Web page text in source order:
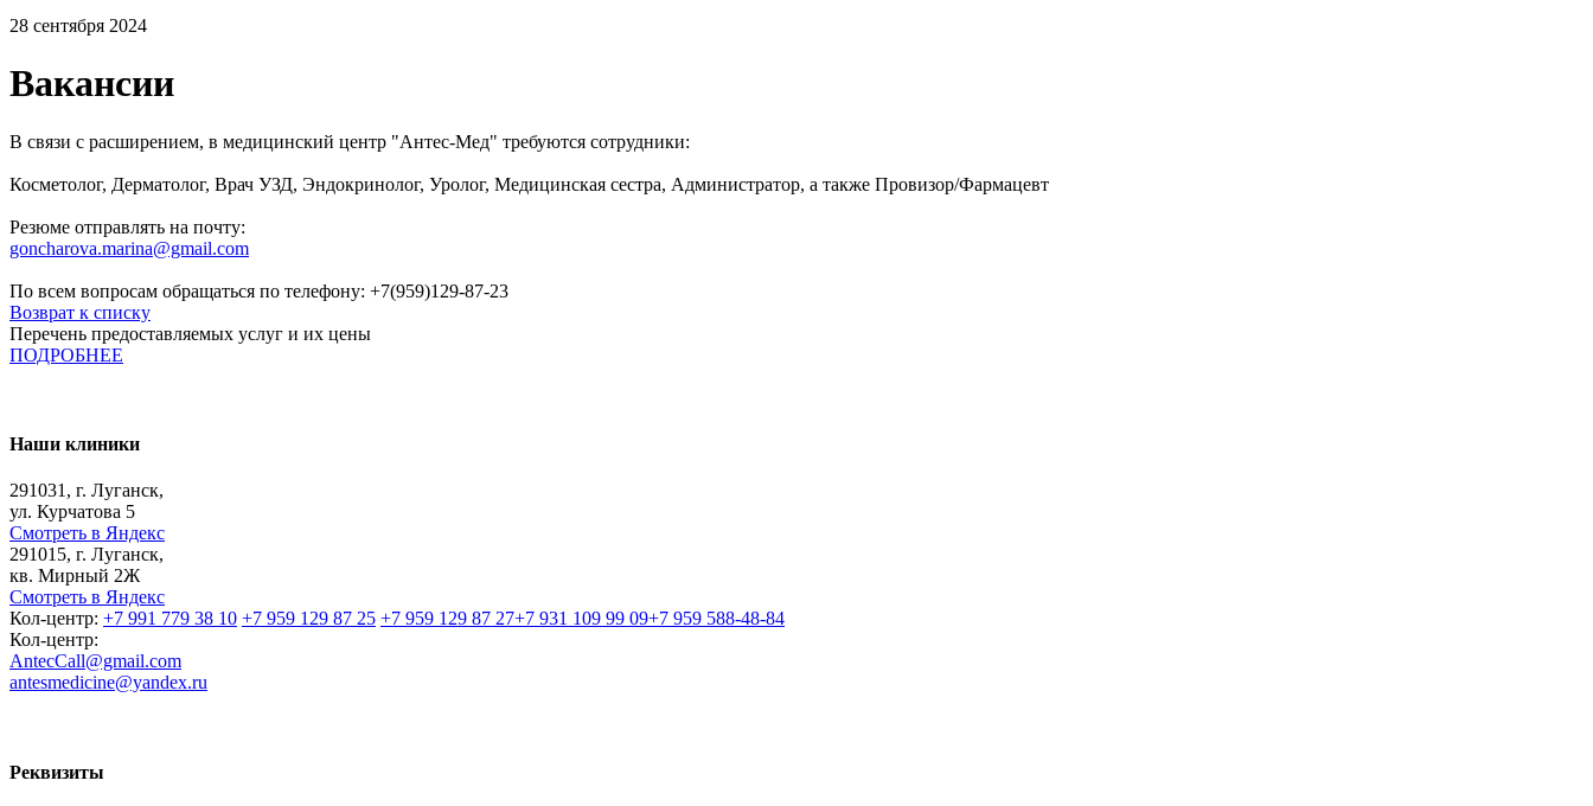
28 сентября 2024
Вакансии
В связи с расширением, в медицинский центр "Антес-Мед" требуются сотрудники:
Косметолог, Дерматолог, Врач УЗД, Эндокринолог, Уролог, Медицинская сестра, Администратор, а также Провизор/Фармацевт
Резюме отправлять на почту:
goncharova.marina@gmail.com
По всем вопросам обращаться по телефону: +7(959)129-87-23
Возврат к списку
Перечень предоставляемых услуг и их цены
ПОДРОБНЕЕ
Наши клиники
291031, г. Луганск,
ул. Курчатова 5
Смотреть в Яндекс
291015, г. Луганск,
кв. Мирный 2Ж
Смотреть в Яндекс
Кол-центр: +7 991 779 38 10 +7 959 129 87 25 +7 959 129 87 27+7 931 109 99 09+7 959 588-48-84
Кол-центр:
AntecCall@gmail.com
antesmedicine@yandex.ru
Реквизиты